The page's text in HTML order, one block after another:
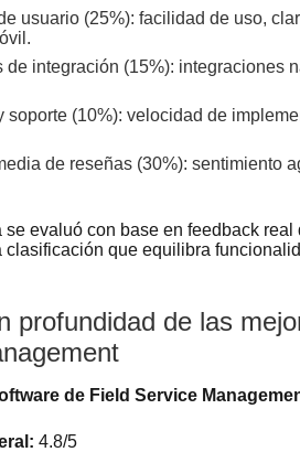
usuario (25%): facilidad de uso,
integración (15%): integraciones
soporte (10%): velocidad de
de reseñas (30%): sentimiento
evaluó con base en feedback
clasificación que equilibra
profundidad de las
de Field Service
4.8/5